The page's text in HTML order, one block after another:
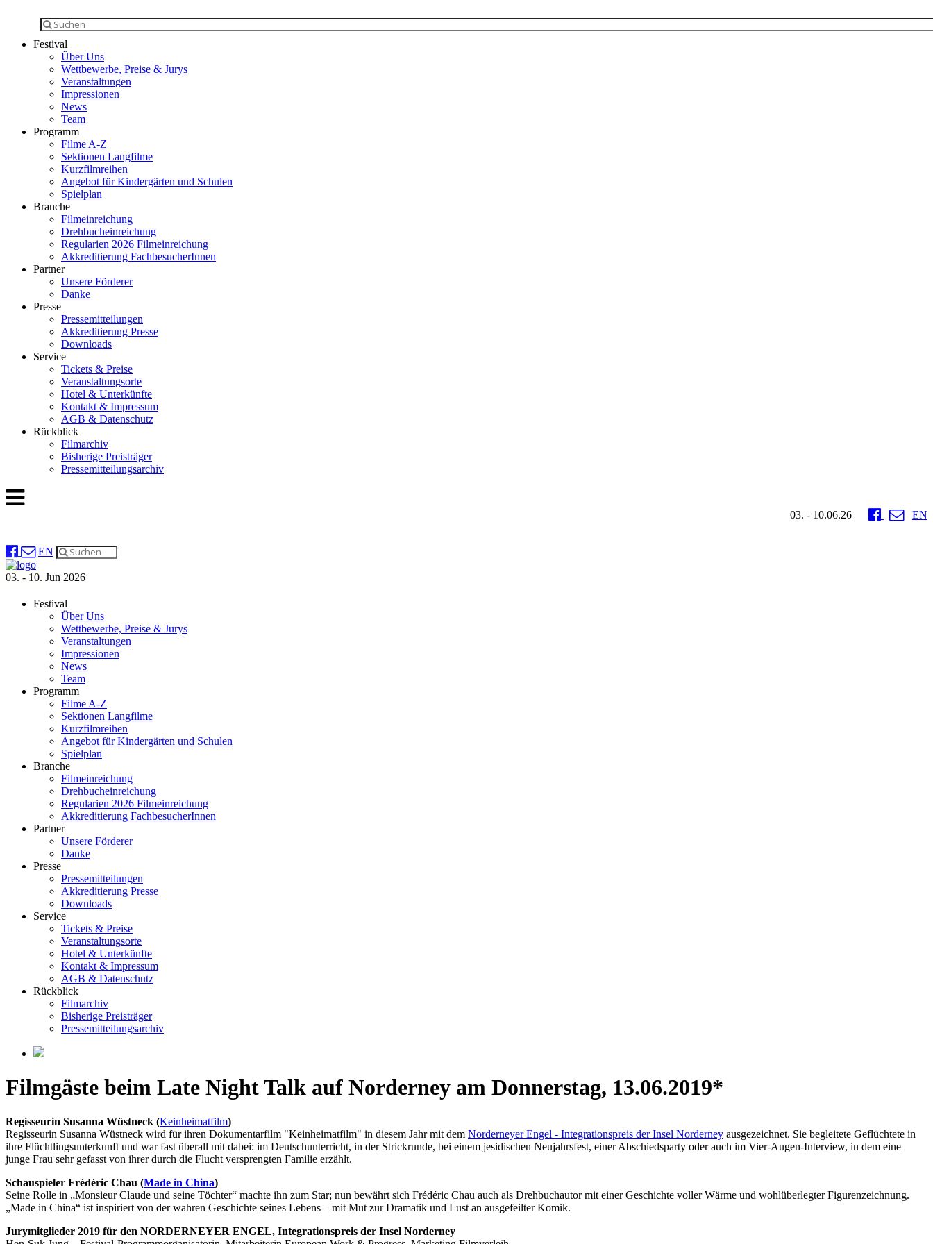
Festival
Über Uns
Wettbewerbe, Preise & Jurys
Veranstaltungen
Impressionen
News
Team
Programm
Filme A-Z
Sektionen Langfilme
Kurzfilmreihen
Angebot für Kindergärten und Schulen
Spielplan
Branche
Filmeinreichung
Drehbucheinreichung
Regularien 2026 Filmeinreichung
Akkreditierung FachbesucherInnen
Partner
Unsere Förderer
Danke
Presse
Pressemitteilungen
Akkreditierung Presse
Downloads
Service
Tickets & Preise
Veranstaltungsorte
Hotel & Unterkünfte
Kontakt & Impressum
AGB & Datenschutz
Rückblick
Filmarchiv
Bisherige Preisträger
Pressemitteilungsarchiv
03. - 10.06.26 EN
EN
03. - 10. Jun 2026
Festival
Über Uns
Wettbewerbe, Preise & Jurys
Veranstaltungen
Impressionen
News
Team
Programm
Filme A-Z
Sektionen Langfilme
Kurzfilmreihen
Angebot für Kindergärten und Schulen
Spielplan
Branche
Filmeinreichung
Drehbucheinreichung
Regularien 2026 Filmeinreichung
Akkreditierung FachbesucherInnen
Partner
Unsere Förderer
Danke
Presse
Pressemitteilungen
Akkreditierung Presse
Downloads
Service
Tickets & Preise
Veranstaltungsorte
Hotel & Unterkünfte
Kontakt & Impressum
AGB & Datenschutz
Rückblick
Filmarchiv
Bisherige Preisträger
Pressemitteilungsarchiv
Filmgäste beim Late Night Talk auf Norderney am Donnerstag, 13.06.2019*
Regisseurin Susanna Wüstneck (Keinheimatfilm)
Regisseurin Susanna Wüstneck wird für ihren Dokumentarfilm "Keinheimatfilm" in diesem Jahr mit dem Norderneyer Engel - Integrationspreis der Insel Norderney ausgezeichnet. Sie begleitete Geflüchtete in
ihre Flüchtlingsunterkunft und war fast überall mit dabei: im Deutschunterricht, in der Strickrunde, bei einem jesidischen Neujahrsfest, einer Abschiedsparty oder auch im Vier-Augen-Interview, in dem eine
junge Frau sehr gefasst von ihrer durch die Flucht versprengten Familie erzählt.
Schauspieler Frédéric Chau (Made in China)
Seine Rolle in „Monsieur Claude und seine Töchter“ machte ihn zum Star; nun bewährt sich Frédéric Chau auch als Drehbuchautor mit einer Geschichte voller Wärme und wohlüberlegter Figurenzeichnung.
„Made in China“ ist inspiriert von der wahren Geschichte seines Lebens – mit Mut zur Dramatik und Lust an ausgefeilter Komik.
Jurymitglieder 2019 für den NORDERNEYER ENGEL, Integrationspreis der Insel Norderney